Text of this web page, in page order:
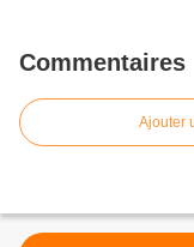
Commentaires
Ajouter